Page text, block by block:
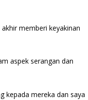
memberi keyakinan
aspek serangan dan
kepada mereka dan saya